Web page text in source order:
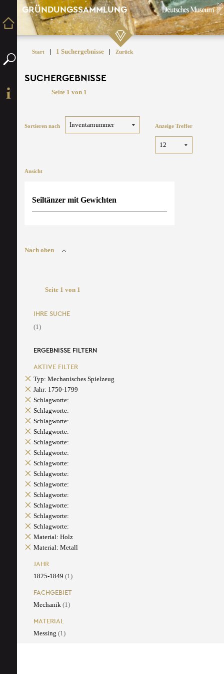
GRÜNDUNGSSAMMLUNG
Start | 1 Suchergebnisse | Zurück
SUCHERGEBNISSE
Seite 1 von 1
Sortieren nach Anzeige Treffer
Ansicht
Seiltänzer mit Gewichten
Nach oben
Seite 1 von 1
IHRE SUCHE
(1)
ERGEBNISSE FILTERN
AKTIVE FILTER
Typ: Mechanisches Spielzeug
Jahr: 1750-1799
Schlagworte:
Schlagworte:
Schlagworte:
Schlagworte:
Schlagworte:
Schlagworte:
Schlagworte:
Schlagworte:
Schlagworte:
Schlagworte:
Schlagworte:
Schlagworte:
Schlagworte:
Material: Holz
Material: Metall
JAHR
1825-1849 (1)
FACHGEBIET
Mechanik (1)
MATERIAL
Messing (1)